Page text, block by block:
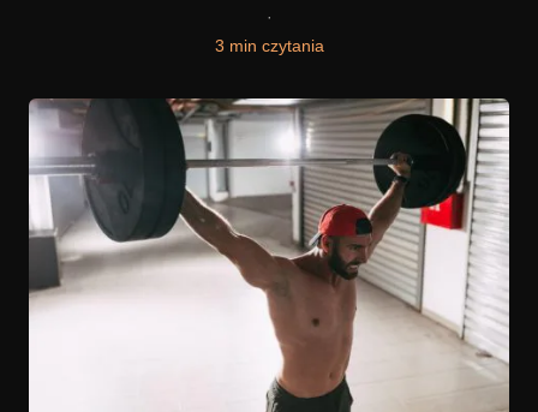
·
3 min czytania